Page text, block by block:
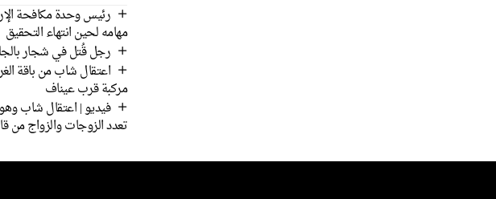
رئيس وحدة مكافحة
مهامه لحين انتهاء التحقيق
رجل قُتل في شجار
مركبة قرب عيناف
فيديو | اعتقال شاب
تعدد الزوجات والزواج من